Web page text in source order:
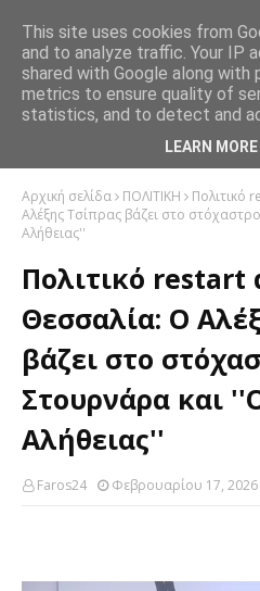
Αρχική σελίδα ΠΟΛΙΤΙΚΗ
Πολιτικό
Αλέξης Τσίπρας βάζει στο
Αλήθειας''
Πολιτικό restart
Θεσσαλία: Ο
βάζει στο
Στουρνάρα και
Αλήθειας''
Faros24 Φεβρουαρίου 17, 2026
This site uses cookies from
and to analyze traffic. Your IP
shared with Google along with
metrics to ensure quality of
statistics, and to detect and
LEARN MORE